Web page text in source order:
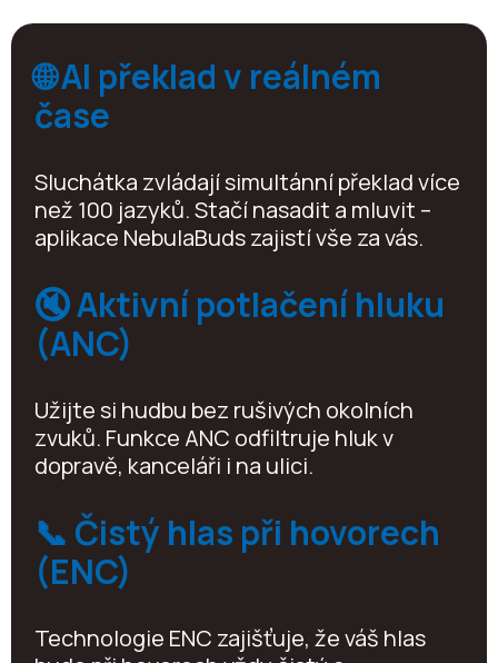
🌐 AI překlad v reálném
čase
Sluchátka zvládají simultánní překlad více
než 100 jazyků. Stačí nasadit a mluvit –
aplikace NebulaBuds zajistí vše za vás.
🔇 Aktivní potlačení hluku
(ANC)
Užijte si hudbu bez rušivých okolních
zvuků. Funkce ANC odfiltruje hluk v
dopravě, kanceláři i na ulici.
📞 Čistý hlas při hovorech
(ENC)
Technologie ENC zajišťuje, že váš hlas